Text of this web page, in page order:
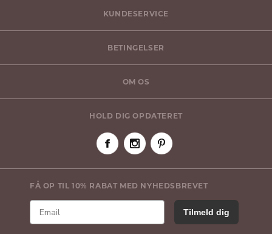
KUNDESERVICE
BETINGELSER
OM OS
HOLD DIG OPDATERET
FÅ OP TIL 10% RABAT MED NYHEDSBREVET
Tilmeld dig